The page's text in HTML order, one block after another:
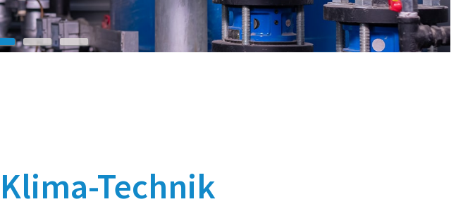
Klima-Technik